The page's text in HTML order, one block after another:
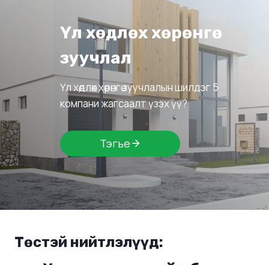
Үл хөдлөх хөрөнгө
зуучлал
Үл хөдлөх хөрөнгө зуучлалын шилдэг 5
компани жагсаалт үзэх үү?
Тэгье
Төстэй нийтлэлүүд: